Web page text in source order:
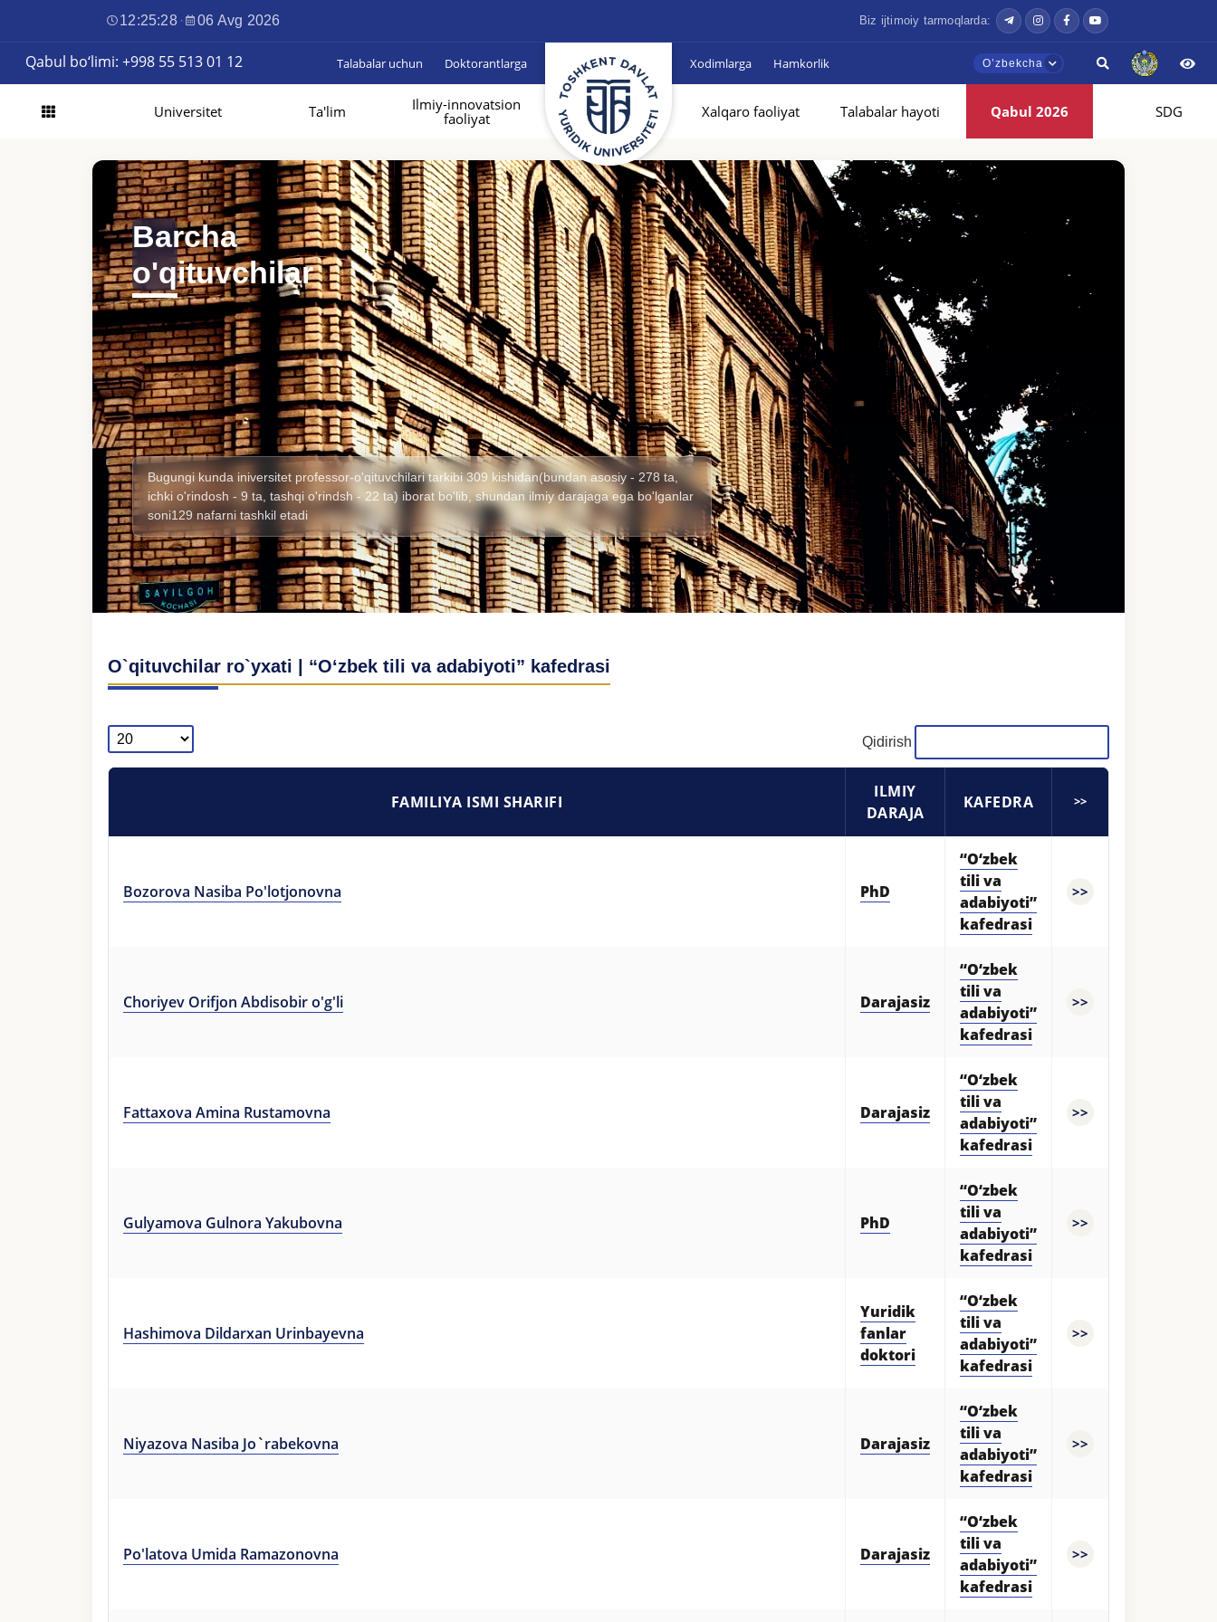
12:25:30 · 06 Avg 2026 Biz ijtimoiy tarmoqlarda:
Qabul bo‘limi: +998 55 513 01 12 Talabalar uchun Doktorantlarga Xodimlarga Hamkorlik Oʼzbekcha
Universitet Ta'lim
Ilmiy-innovatsion
faoliyat
Xalqaro faoliyat Talabalar hayoti Qabul 2026 SDG
Barcha
o'qituvchilar
Bugungi kunda iniversitet professor-o'qituvchilari tarkibi 309 kishidan(bundan asosiy - 278 ta,
ichki o'rindosh - 9 ta, tashqi o'rindsh - 22 ta) iborat bo'lib, shundan ilmiy darajaga ega bo'lganlar
soni129 nafarni tashkil etadi
O`qituvchilar ro`yxati | “O‘zbek tili va adabiyoti” kafedrasi
Qidirish
FAMILIYA ISMI SHARIFI
ILMIY
DARAJA
KAFEDRA >>
Bozorova Nasiba Po'lotjonovna PhD
“O‘zbek
tili va
adabiyoti”
kafedrasi
>>
Choriyev Orifjon Abdisobir o'g'li Darajasiz
“O‘zbek
tili va
adabiyoti”
kafedrasi
>>
Fattaxova Amina Rustamovna Darajasiz
“O‘zbek
tili va
adabiyoti”
kafedrasi
>>
Gulyamova Gulnora Yakubovna PhD
“O‘zbek
tili va
adabiyoti”
kafedrasi
>>
Hashimova Dildarxan Urinbayevna
Yuridik
fanlar
doktori
“O‘zbek
tili va
adabiyoti”
kafedrasi
>>
Niyazova Nasiba Jo`rabekovna Darajasiz
“O‘zbek
tili va
adabiyoti”
kafedrasi
>>
Po'latova Umida Ramazonovna Darajasiz
“O‘zbek
tili va
adabiyoti”
kafedrasi
>>